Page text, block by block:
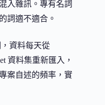
入雜訊。專有名詞
詞適不適合。
資料每天從
資料集重新匯入，
案自述的頻率，實